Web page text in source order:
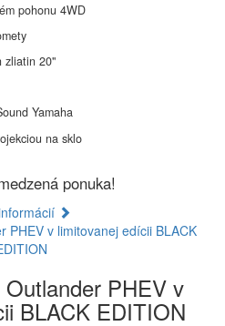
pohonu 4WD
zliatin 20"
Yamaha
na sklo
ponuka!
PHEV v
BLACK EDITION